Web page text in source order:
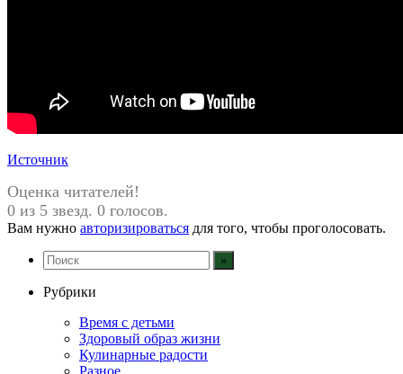
Источник
Оценка читателей!
0 из 5 звезд. 0 голосов.
Вам нужно авторизироваться для того, чтобы проголосовать.
Рубрики
Время с детьми
Здоровый образ жизни
Кулинарные радости
Разное